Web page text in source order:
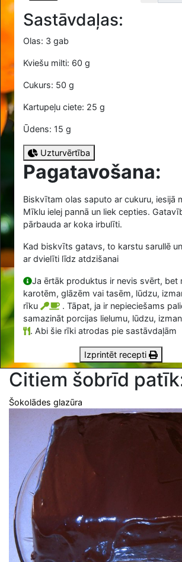
Sastāvdaļas:
Olas: 3 gab
Kviešu milti: 60 g
Cukurs: 50 g
Kartupeļu ciete: 25 g
Ūdens: 15 g
Uzturvērtība
Pagatavošana:
Biskvītam olas saputo ar cukuru, iesijā
Mīklu ielej pannā un liek cepties.
pārbauda ar koka irbulīti.
Kad biskvīts gatavs, to karstu sarullē
ar dvielīti līdz atdzišanai
Ja ērtāk produktus ir nevis svērt, bet
karotēm, glāzēm vai tasēm, lūdzu,
rīku
. Tāpat, ja ir nepieciešams
samazināt porcijas lielumu, lūdzu,
. Abi šie rīki atrodas pie sastāvdaļām
Izprintēt recepti
Citiem šobrīd
Šokolādes glazūra